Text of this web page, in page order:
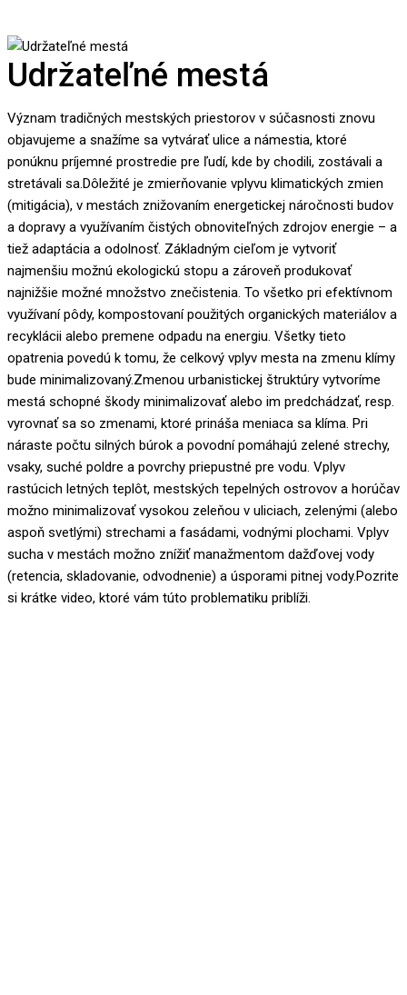
Udržateľné mestá
Význam tradičných mestských priestorov v súčasnosti znovu
objavujeme a snažíme sa vytvárať ulice a námestia, ktoré
ponúknu príjemné prostredie pre ľudí, kde by chodili, zostávali a
stretávali sa.Dôležité je zmierňovanie vplyvu klimatických zmien
(mitigácia), v mestách znižovaním energetickej náročnosti budov
a dopravy a využívaním čistých obnoviteľných zdrojov energie – a
tiež adaptácia a odolnosť. Základným cieľom je vytvoriť
najmenšiu možnú ekologickú stopu a zároveň produkovať
najnižšie možné množstvo znečistenia. To všetko pri efektívnom
využívaní pôdy, kompostovaní použitých organických materiálov a
recyklácii alebo premene odpadu na energiu. Všetky tieto
opatrenia povedú k tomu, že celkový vplyv mesta na zmenu klímy
bude minimalizovaný.Zmenou urbanistickej štruktúry vytvoríme
mestá schopné škody minimalizovať alebo im predchádzať, resp.
vyrovnať sa so zmenami, ktoré prináša meniaca sa klíma. Pri
náraste počtu silných búrok a povodní pomáhajú zelené strechy,
vsaky, suché poldre a povrchy priepustné pre vodu. Vplyv
rastúcich letných teplôt, mestských tepelných ostrovov a horúčav
možno minimalizovať vysokou zeleňou v uliciach, zelenými (alebo
aspoň svetlými) strechami a fasádami, vodnými plochami. Vplyv
sucha v mestách možno znížiť manažmentom dažďovej vody
(retencia, skladovanie, odvodnenie) a úsporami pitnej vody.Pozrite
si krátke video, ktoré vám túto problematiku priblíži.